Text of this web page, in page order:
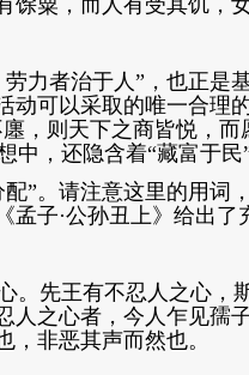
馀粟，而人有受其饥，
力者治于人”，也正是
动可以采取的唯一合理
，则天下之商皆悦，
中，还隐含着“藏富于民
”。请注意这里的用词
孟子·公孙丑上》给出了
先王有不忍人之心，
人之心者，今人乍见孺
非恶其声而然也。